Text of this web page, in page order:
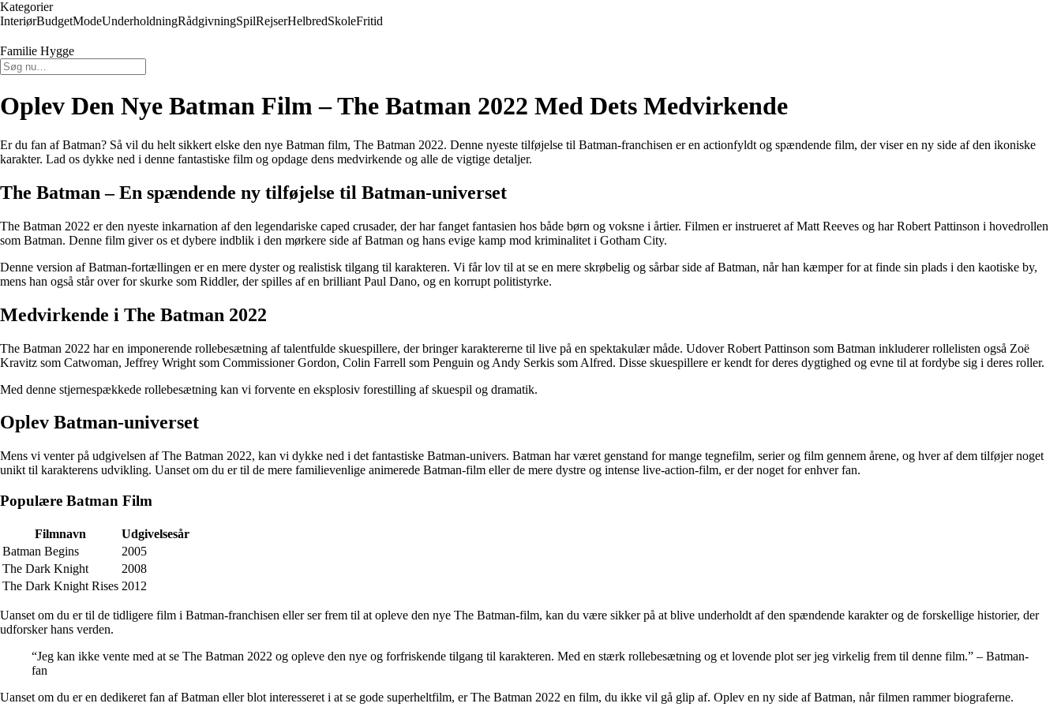
Kategorier
InteriørBudgetModeUnderholdningRådgivningSpilRejserHelbredSkoleFritid
Familie Hygge
Oplev Den Nye Batman Film – The Batman 2022 Med Dets Medvirkende
Er du fan af Batman? Så vil du helt sikkert elske den nye Batman film, The Batman 2022. Denne nyeste tilføjelse til Batman-franchisen er en actionfyldt og spændende film, der viser en ny side af den ikoniske
karakter. Lad os dykke ned i denne fantastiske film og opdage dens medvirkende og alle de vigtige detaljer.
The Batman – En spændende ny tilføjelse til Batman-universet
The Batman 2022 er den nyeste inkarnation af den legendariske caped crusader, der har fanget fantasien hos både børn og voksne i årtier. Filmen er instrueret af Matt Reeves og har Robert Pattinson i hovedrollen
som Batman. Denne film giver os et dybere indblik i den mørkere side af Batman og hans evige kamp mod kriminalitet i Gotham City.
Denne version af Batman-fortællingen er en mere dyster og realistisk tilgang til karakteren. Vi får lov til at se en mere skrøbelig og sårbar side af Batman, når han kæmper for at finde sin plads i den kaotiske by,
mens han også står over for skurke som Riddler, der spilles af en brilliant Paul Dano, og en korrupt politistyrke.
Medvirkende i The Batman 2022
The Batman 2022 har en imponerende rollebesætning af talentfulde skuespillere, der bringer karaktererne til live på en spektakulær måde. Udover Robert Pattinson som Batman inkluderer rollelisten også Zoë
Kravitz som Catwoman, Jeffrey Wright som Commissioner Gordon, Colin Farrell som Penguin og Andy Serkis som Alfred. Disse skuespillere er kendt for deres dygtighed og evne til at fordybe sig i deres roller.
Med denne stjernespækkede rollebesætning kan vi forvente en eksplosiv forestilling af skuespil og dramatik.
Oplev Batman-universet
Mens vi venter på udgivelsen af The Batman 2022, kan vi dykke ned i det fantastiske Batman-univers. Batman har været genstand for mange tegnefilm, serier og film gennem årene, og hver af dem tilføjer noget
unikt til karakterens udvikling. Uanset om du er til de mere familievenlige animerede Batman-film eller de mere dystre og intense live-action-film, er der noget for enhver fan.
Populære Batman Film
Filmnavn
Udgivelsesår
Batman Begins
2005
The Dark Knight
2008
The Dark Knight Rises 2012
Uanset om du er til de tidligere film i Batman-franchisen eller ser frem til at opleve den nye The Batman-film, kan du være sikker på at blive underholdt af den spændende karakter og de forskellige historier, der
udforsker hans verden.
“Jeg kan ikke vente med at se The Batman 2022 og opleve den nye og forfriskende tilgang til karakteren. Med en stærk rollebesætning og et lovende plot ser jeg virkelig frem til denne film.” – Batman-
fan
Uanset om du er en dedikeret fan af Batman eller blot interesseret i at se gode superheltfilm, er The Batman 2022 en film, du ikke vil gå glip af. Oplev en ny side af Batman, når filmen rammer biograferne.